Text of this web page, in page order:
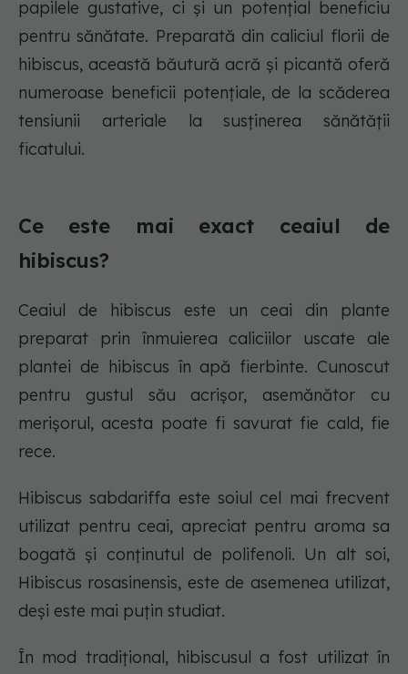
papilele gustative, ci și un potențial beneficiu
pentru sănătate. Preparată din caliciul florii de
hibiscus, această băutură acră și picantă oferă
numeroase beneficii potențiale, de la scăderea
tensiunii arteriale la susținerea sănătății
ficatului.
Ce este mai exact ceaiul de
hibiscus?
Ceaiul de hibiscus este un ceai din plante
preparat prin înmuierea caliciilor uscate ale
plantei de hibiscus în apă fierbinte. Cunoscut
pentru gustul său acrișor, asemănător cu
merișorul, acesta poate fi savurat fie cald, fie
rece.
Hibiscus sabdariffa este soiul cel mai frecvent
utilizat pentru ceai, apreciat pentru aroma sa
bogată și conținutul de polifenoli. Un alt soi,
Hibiscus rosasinensis, este de asemenea utilizat,
deși este mai puțin studiat.
În mod tradițional, hibiscusul a fost utilizat în